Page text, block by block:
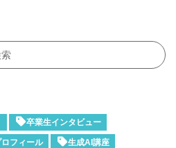
卒業生インタビュー
フィール 生成AI講座